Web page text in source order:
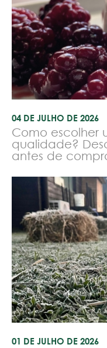
04 DE JULHO DE 2026
Como escolher
qualidade?
antes de
01 DE JULHO DE 2026